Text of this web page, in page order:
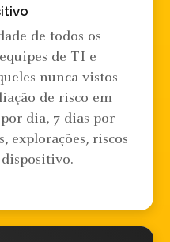
de todos os
de TI e
nunca vistos
de risco em
dia, 7 dias por
explorações, riscos